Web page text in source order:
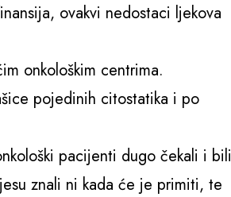
ovakvi nedostaci ljekova
onkološkim centrima.
pojedinih citostatika i po
pacijenti dugo čekali i bili
znali ni kada će je primiti, te